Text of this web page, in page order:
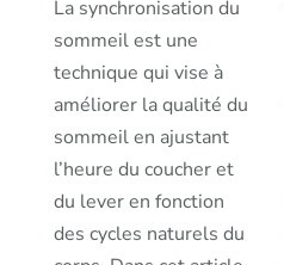
La synchronisation du
sommeil est une
technique qui vise à
améliorer la qualité du
sommeil en ajustant
l’heure du coucher et
du lever en fonction
des cycles naturels du